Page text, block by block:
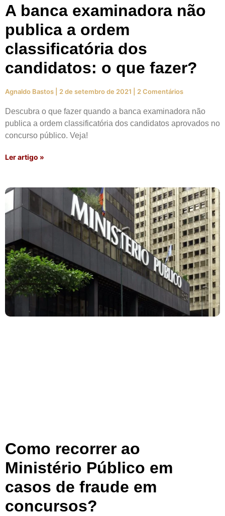
A banca examinadora não
publica a ordem
classificatória dos
candidatos: o que fazer?
Agnaldo Bastos 2 de setembro de 2021 2 Comentários
Descubra o que fazer quando a banca examinadora não
publica a ordem classificatória dos candidatos aprovados no
concurso público. Veja!
Ler artigo »
Como recorrer ao
Ministério Público em
casos de fraude em
concursos?